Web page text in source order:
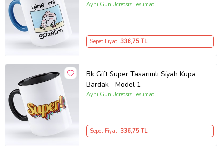
Aynı Gün Ücretsiz Teslimat
Sepet Fiyatı 336,75 TL
Bk Gift Super Tasarımlı Siyah Kupa
Bardak - Model 1
Aynı Gün Ücretsiz Teslimat
Sepet Fiyatı 336,75 TL